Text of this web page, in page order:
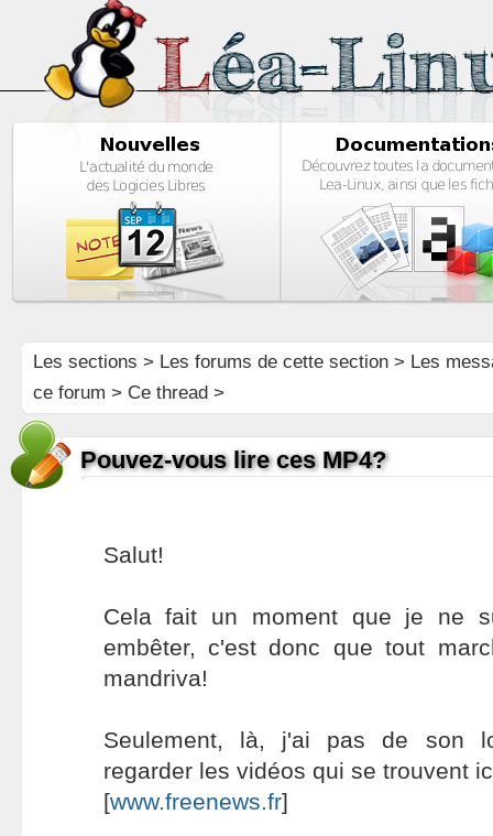
Les sections > Les forums de cette section> Les
ce forum > Ce thread >
Pouvez-vous lire ces MP4?
Salut!
Cela fait un moment que je ne
embêter, c'est donc que tout
mandriva!
Seulement, là, j'ai pas de son
regarder les vidéos qui se trouvent
[www.freenews.fr]